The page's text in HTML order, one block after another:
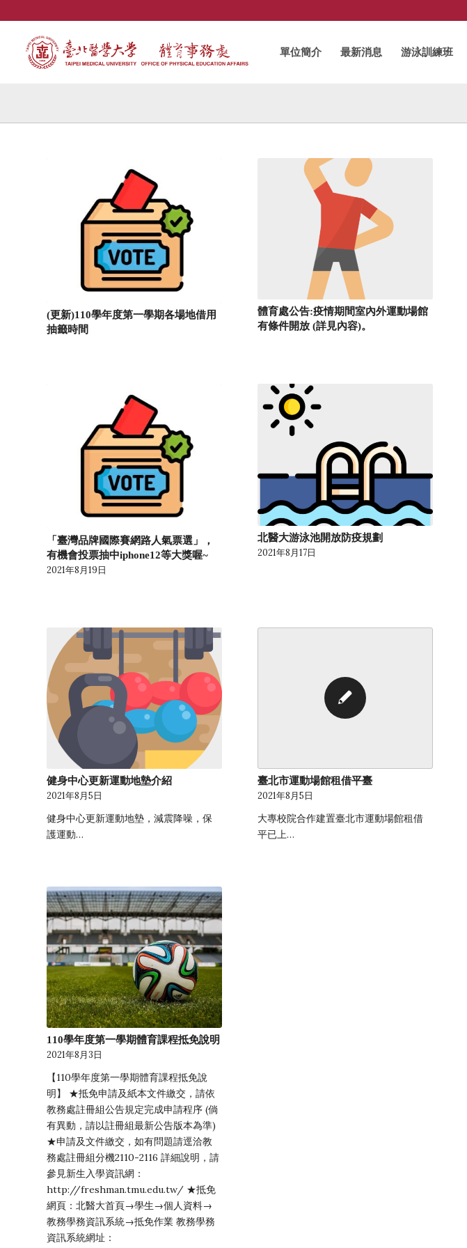
單位簡介 最新消息 游泳訓練班
(更新)110學年度第一學期各場地借用
抽籤時間
體育處公告:疫情期間室內外運動場館
有條件開放 (詳見內容)。
「臺灣品牌國際賽網路人氣票選」，
有機會投票抽中iphone12等大獎喔~
2021年8月19日
北醫大游泳池開放防疫規劃
2021年8月17日
健身中心更新運動地墊介紹
2021年8月5日
健身中心更新運動地墊，減震降噪，保
護運動…
臺北市運動場館租借平臺
2021年8月5日
大專校院合作建置臺北市運動場館租借
平已上…
110學年度第一學期體育課程抵免說明
2021年8月3日
【110學年度第一學期體育課程抵免說
明】 ★抵免申請及紙本文件繳交，請依
教務處註冊組公告規定完成申請程序 (倘
有異動，請以註冊組最新公告版本為準)
★申請及文件繳交，如有問題請逕洽教
務處註冊組分機2110-2116 詳細說明，請
參見新生入學資訊網：
http://freshman.tmu.edu.tw/ ★抵免
網頁：北醫大首頁→學生→個人資料→
教務學務資訊系統→抵免作業 教務學務
資訊系統網址：